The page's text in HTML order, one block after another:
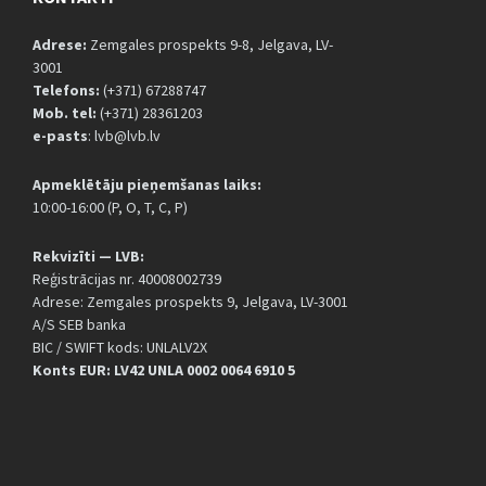
Adrese: Zemgales prospekts 9-8, Jelgava, LV-
3001
Telefons: (+371) 67288747
Mob. tel: (+371) 28361203
e-pasts: lvb@lvb.lv
Apmeklētāju pieņemšanas laiks:
10:00-16:00 (P, O, T, C, P)
Rekvizīti — LVB:
Reģistrācijas nr. 40008002739
Adrese: Zemgales prospekts 9, Jelgava, LV-3001
A/S SEB banka
BIC / SWIFT kods: UNLALV2X
Konts EUR: LV42 UNLA 0002 0064 6910 5